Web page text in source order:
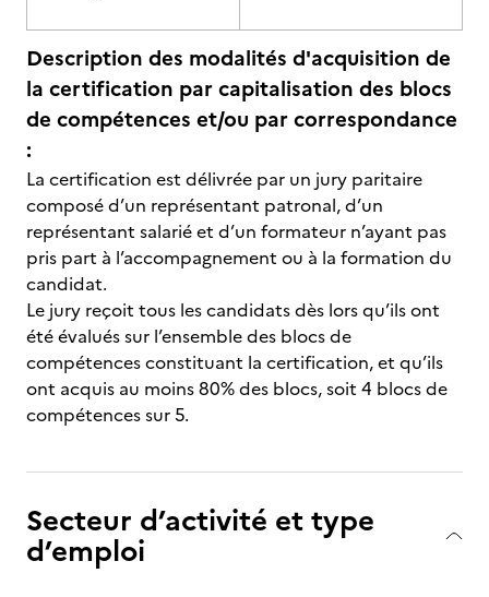
Description des modalités d'acquisition de
la certification par capitalisation des blocs
de compétences et/ou par correspondance
:
La certification est délivrée par un jury paritaire
composé d’un représentant patronal, d’un
représentant salarié et d’un formateur n’ayant pas
pris part à l’accompagnement ou à la formation du
candidat.
Le jury reçoit tous les candidats dès lors qu’ils ont
été évalués sur l’ensemble des blocs de
compétences constituant la certification, et qu’ils
ont acquis au moins 80% des blocs, soit 4 blocs de
compétences sur 5.
Secteur d’activité et type
d’emploi